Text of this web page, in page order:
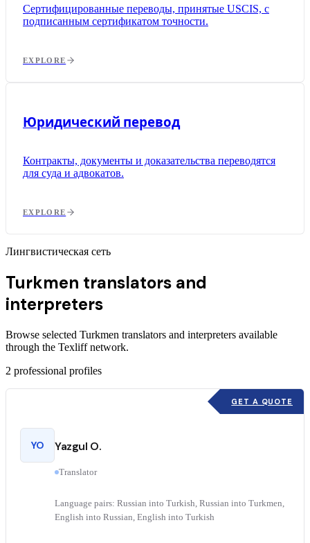
Сертифицированные переводы, принятые USCIS, с
подписанным сертификатом точности.
EXPLORE
Юридический перевод
Контракты, документы и доказательства переводятся
для суда и адвокатов.
EXPLORE
Лингвистическая сеть
Turkmen translators and
interpreters
Browse selected Turkmen translators and interpreters available
through the Texliff network.
2 professional profiles
GET A QUOTE
YO Yazgul O.
Translator
Language pairs: Russian into Turkish, Russian into Turkmen,
English into Russian, English into Turkish